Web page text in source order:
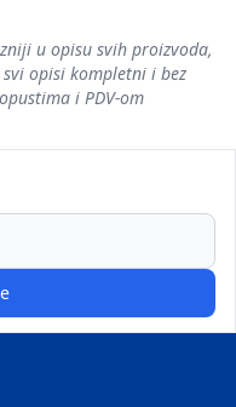
u opisu svih proizvoda,
opisi kompletni i bez
i PDV-om